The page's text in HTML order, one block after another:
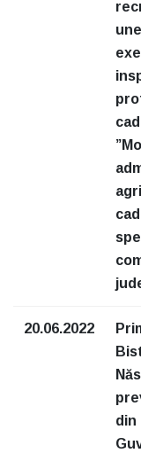
20.06.2022
din